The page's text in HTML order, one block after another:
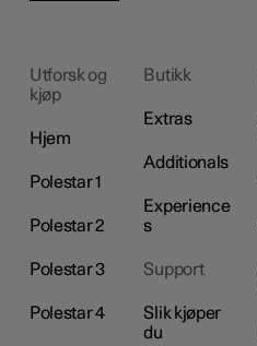
Utforsk og
kjøp
Hjem
Polestar 1
Polestar 2
Polestar 3
Polestar 4
Butikk
Extras
Additionals
Experience
s
Support
Slik kjøper
du